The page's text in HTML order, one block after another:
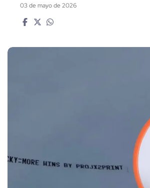
03 de mayo de 2026